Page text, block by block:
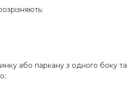
або паркану з одного боку та